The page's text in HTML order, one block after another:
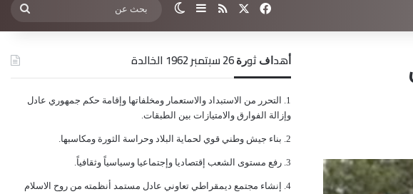
فيسبوك ملخص الموقع RSS
إضافة عمود جانبي
الوضع المظلم بحث
عن
ﺃﻫﺪﺍﻑ ﺛﻮﺭﺓ 26 ﺳﺒﺘﻤﺒﺮ 1962 الخالدة
ﺍﻟﺘﺤﺮﺭ ﻣﻦ ﺍﻻﺳﺘﺒﺪﺍﺩ ﻭﺍﻻﺳﺘﻌﻤﺎﺭ ﻭﻣﺨﻠﻔﺎﺗﻬﺎ ﻭﺇﻗﺎﻣﺔ ﺣﻜﻢ ﺟﻤﻬﻮﺭﻱ ﻋﺎﺩﻝ
ﻭﺇﺯﺍﻟﺔ ﺍﻟﻔﻮﺍﺭﻕ ﻭﺍﻻﻣﺘﻴﺎﺯﺍﺕ ﺑﻴﻦ ﺍﻟﻄﺒﻘﺎﺕ.
ﺑﻨﺎﺀ ﺟﻴﺶ ﻭﻃﻨﻲ ﻗﻮﻱ ﻟﺤﻤﺎﻳﺔ ﺍﻟﺒﻼﺩ ﻭﺣﺮﺍﺳﺔ ﺍﻟﺜﻮﺭﺓ ﻭﻣﻜﺎﺳﺒﻬﺎ.
ﺭﻓﻊ ﻣﺴﺘﻮﻯ ﺍﻟﺸﻌﺐ ﺇﻗﺘﺼﺎﺩﻳﺎ ﻭﺇﺟﺘﻤﺎﻋﻴﺎ ﻭﺳﻴﺎﺳﻴﺎً ﻭﺛﻘﺎﻓﻴﺎً.
ﺇﻧﺸﺎﺀ ﻣﺠﺘﻤﻊ ﺩﻳﻤﻘﺮﺍﻃﻲ ﺗﻌﺎﻭﻧﻲ ﻋﺎﺩﻝ ﻣﺴﺘﻤﺪ ﺃﻧﻈﻤﺘﻪ ﻣﻦ ﺭﻭﺡ ﺍﻻﺳﻼﻡ